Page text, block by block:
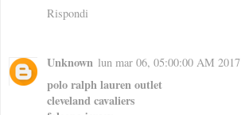
Rispondi
Unknown lun mar 06, 05:00:00 AM 2017
polo ralph lauren outlet
cleveland cavaliers